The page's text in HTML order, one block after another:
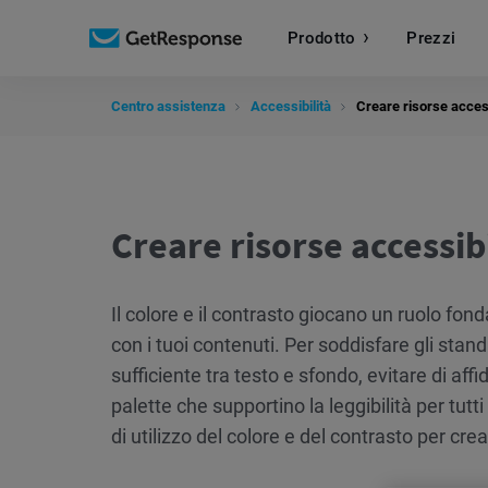
Prodotto Prezzi
Centro assistenza Accessibilità Creare risorse
Creare risorse
Il colore e il contrasto giocano un ruolo
con i tuoi contenuti. Per soddisfare gli
sufficiente tra testo e sfondo, evitare di
palette che supportino la leggibilità per
di utilizzo del colore e del contrasto per